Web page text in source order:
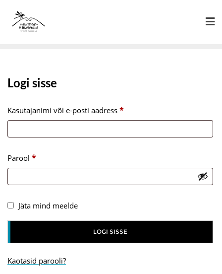
content
Logi sisse
Kasutajanimi või e-posti aadress *N
u
u
d
Parool *N
u
Jäta mind meelde
LOGI SISSE
Kaotasid parooli?